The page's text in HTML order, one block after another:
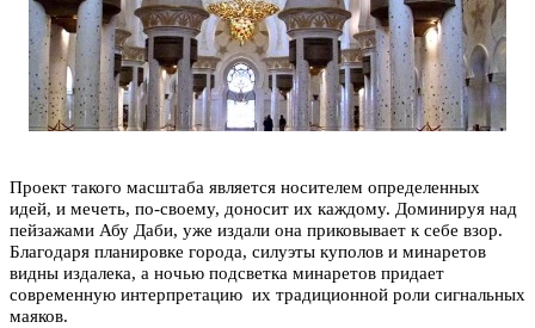
Проект такого масштаба является носителем определенных
идей, и мечеть, по-своему, доносит их каждому. Доминируя над
пейзажами Абу Даби, уже издали она приковывает к себе взор.
Благодаря планировке города, силуэты куполов и минаретов
видны издалека, а ночью подсветка минаретов придает
современную интерпретацию их традиционной роли сигнальных
маяков.